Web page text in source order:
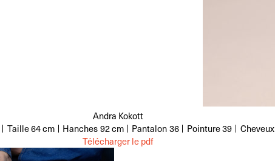
Andra Kokott
Taille64 cm Hanches92 cm Pantalon36 Pointure39 Cheveux
Télécharger le pdf